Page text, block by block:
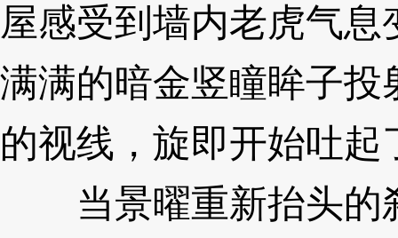
屋感受到墙内老虎气
满满的暗金竖瞳眸子
的视线，旋即开始吐起
当景曜重新抬头的